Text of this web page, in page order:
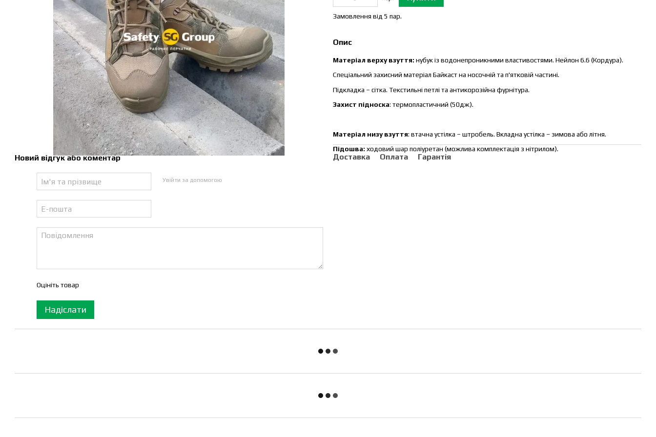
Новий відгук або коментар
Увійти за допомогою
Оцініть товар
Надіслати
Замовлення від 5 пар.
Опис
Матеріал верху взуття: нубук із водонепроникними властивостями. Нейлон 6.6 (Кордура).
Спеціальний захисний матеріал Байкаст на носочній та п'ятковій частині.
Підкладка – сітка. Текстильні петлі та антикорозійна фурнітура.
Захист підноска: термопластичний (50дж).
Матеріал низу взуття: втачна устілка – штробель. Вкладна устілка – зимова або літня.
Підошва: ходовий шар поліуретан (можлива комплектація з нітрилом).
Доставка Оплата Гарантія